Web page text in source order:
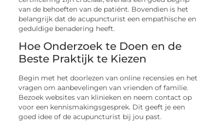
van de behoeften van de patiënt. Bovendien is het
belangrijk dat de acupuncturist een empathische en
geduldige benadering heeft.
Hoe Onderzoek te Doen en de
Beste Praktijk te Kiezen
Begin met het doorlezen van online recensies en het
vragen om aanbevelingen van vrienden of familie.
Bezoek websites van klinieken en neem contact op
voor een kennismakingsgesprek. Dit geeft je een
goed idee of de acupuncturist bij jou past.